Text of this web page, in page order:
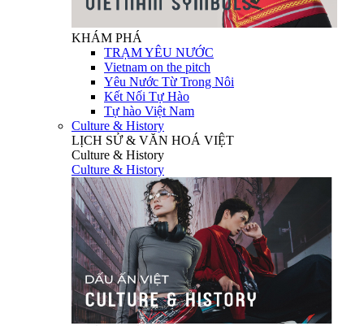
KHÁM PHÁ
TRẠM YÊU NƯỚC
Vietnam on the pitch
Yêu Nước Từ Trong Nôi
Kết Nối Tự Hào
Tự hào Việt Nam
Culture & History
LỊCH SỬ & VĂN HOÁ VIỆT
Culture & History
Culture & History